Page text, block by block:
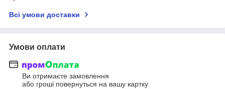
Всі умови доставки
Умови оплати
Ви отримаєте замовлення
або гроші повернуться на вашу картку